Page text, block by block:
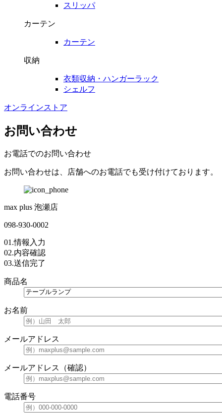
スリッパ
カーテン
カーテン
収納
衣類収納・ハンガーラック
シェルフ
オンラインストア
お問い合わせ
お電話でのお問い合わせ
お問い合わせは、店舗へのお電話でも受け付けております。
max plus 泡瀬店
098-930-0002
01.情報入力
02.内容確認
03.送信完了
商品名
お名前
メールアドレス
メールアドレス（確認）
電話番号